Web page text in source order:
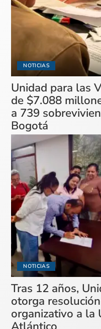
NOTICIAS
Unidad para las
de $7.088
a 739
Bogotá
NOTICIAS
Tras 12 años,
otorga
organizativo a la